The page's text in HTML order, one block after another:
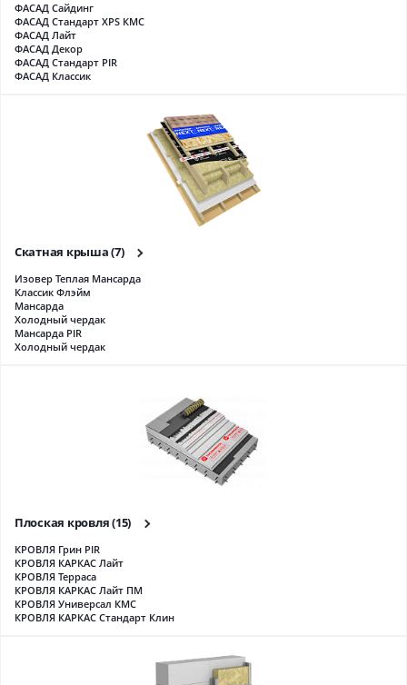
ФАСАД Сайдинг
ФАСАД Стандарт XPS КМС
ФАСАД Лайт
ФАСАД Декор
ФАСАД Стандарт PIR
ФАСАД Классик
Скатная крыша(7)
Изовер Теплая Мансарда
Классик Флэйм
Мансарда
Холодный чердак
Мансарда PIR
Холодный чердак
Плоская кровля(15)
КРОВЛЯ Грин PIR
КРОВЛЯ КАРКАС Лайт
КРОВЛЯ Терраса
КРОВЛЯ КАРКАС Лайт ПМ
КРОВЛЯ Универсал КМС
КРОВЛЯ КАРКАС Стандарт Клин